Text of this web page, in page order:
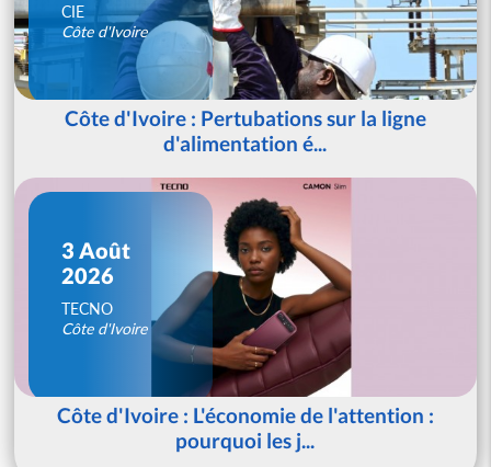
CIE
Côte d'Ivoire
Côte d'Ivoire : Pertubations sur la ligne
d'alimentation é...
3 Août
2026
TECNO
Côte d'Ivoire
Côte d'Ivoire : L'économie de l'attention :
pourquoi les j...